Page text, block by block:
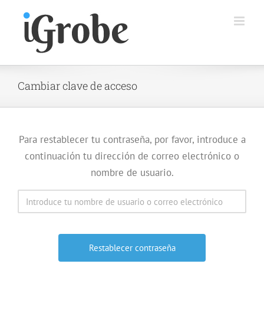
contenido
Cambiar clave de acceso
Para restablecer tu contraseña, por favor, introduce a
continuación tu dirección de correo electrónico o
nombre de usuario.